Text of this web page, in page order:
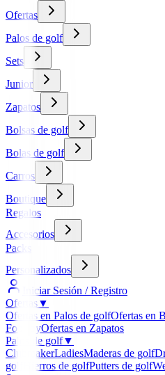
Ofertas
Palos de golf
Sets
Junior
Zapatos
Bolsas de golf
Bolas de golf
Carros
Boutique
Regalos
Accesorios
Packs
Personalizados
Iniciar Sesión / Registro
Ofertas▼
Ofertas en Palos de golfOfertas en
FootJoyOfertas en Zapatos
Palos de golf▼
ClubmakerLadiesMaderas de golf
golf
Hierros de golfPutters de golf